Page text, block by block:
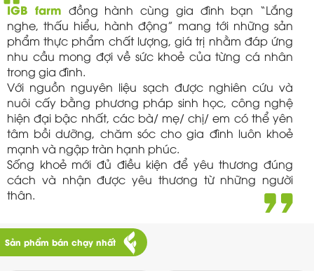
IGB farm đồng hành cùng gia đình bạn “Lắng
nghe, thấu hiểu, hành động” mang tới những sản
phẩm thực phẩm chất lượng, giá trị nhằm đáp ứng
nhu cầu mong đợi về sức khoẻ của từng cá nhân
trong gia đình.
Với nguồn nguyên liệu sạch được nghiên cứu và
nuôi cấy bằng phương pháp sinh học, công nghệ
hiện đại bậc nhất, các bà/ mẹ/ chị/ em có thể yên
tâm bồi dưỡng, chăm sóc cho gia đình luôn khoẻ
mạnh và ngập tràn hạnh phúc.
Sống khoẻ mới đủ điều kiện để yêu thương đúng
cách và nhận được yêu thương từ những người
thân.
Sản phẩm bán chạy nhất